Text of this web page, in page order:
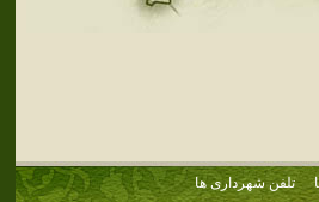
تلفن شهرداری ها